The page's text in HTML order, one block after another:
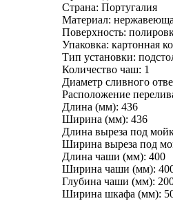
Страна: Португалия
Материал:
Поверхность:
Упаковка: картонная
Тип установки:
Количество чаш: 1
Диаметр сливного
Расположение
Длина (мм): 436
Ширина (мм): 436
Длина выреза под
Ширина выреза под
Длина чаши (мм): 400
Ширина чаши (мм):
Глубина чаши (мм):
Ширина шкафа (мм):